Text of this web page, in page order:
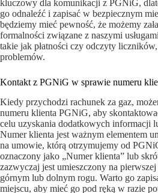
kluczowy dla komunikacji z PGNiG,
go odnaleźć i zapisać w bezpiecznym
będziemy mieć pewność, że możemy
formalności związane z naszymi
takie jak płatności czy odczyty
problemów.
Kontakt z PGNiG w sprawie numeru
Kiedy przychodzi rachunek za gaz,
numeru klienta PGNiG, aby
celu uzyskania dodatkowych informacji
Numer klienta jest ważnym elementem
na umowie, którą otrzymujemy od
oznaczony jako „Numer klienta” lub
zazwyczaj jest umieszczony na
górnym lub dolnym rogu. Warto go
miejscu, aby mieć go pod ręką w razie